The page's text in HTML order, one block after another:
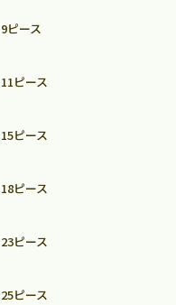
9ピース
11ピース
15ピース
18ピース
23ピース
25ピース